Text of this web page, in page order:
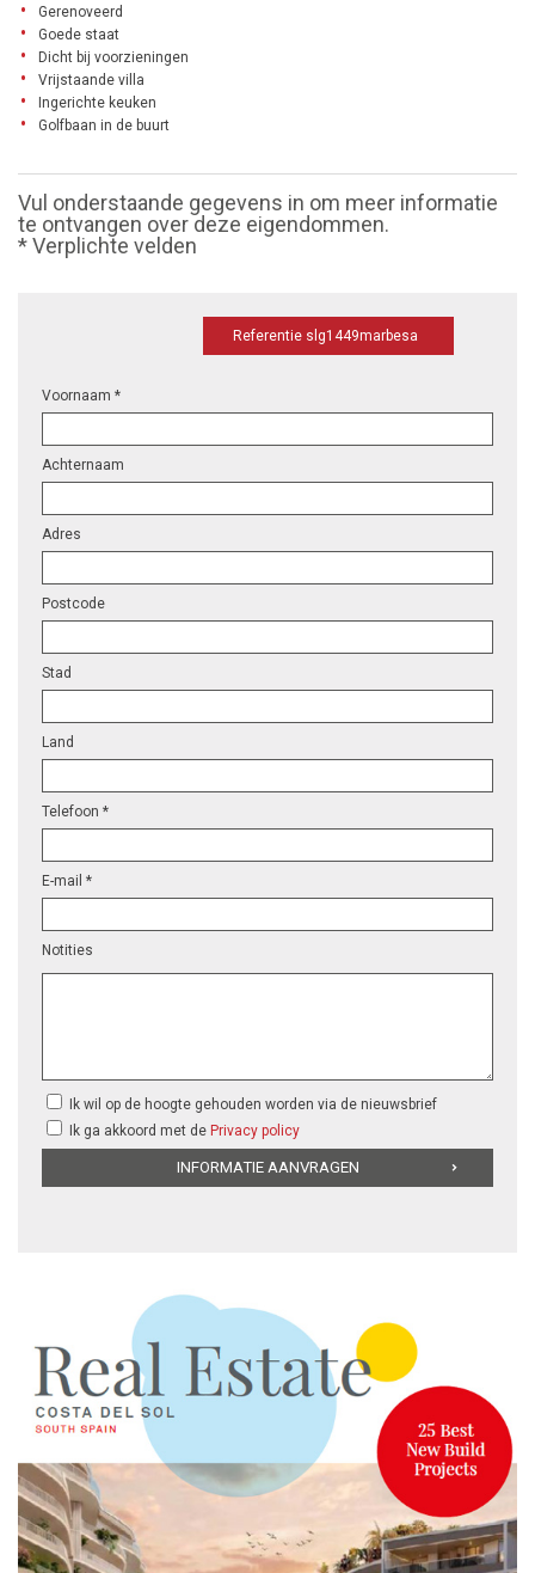
Gerenoveerd
Goede staat
Dicht bij voorzieningen
Vrijstaande villa
Ingerichte keuken
Golfbaan in de buurt
Vul onderstaande gegevens in om meer informatie
te ontvangen over deze eigendommen.
* Verplichte velden
Referentie slg1449marbesa
Voornaam *
Achternaam
Adres
Postcode
Stad
Land
Telefoon *
E-mail *
Notities
Ik wil op de hoogte gehouden worden via de nieuwsbrief
Ik ga akkoord met de Privacy policy